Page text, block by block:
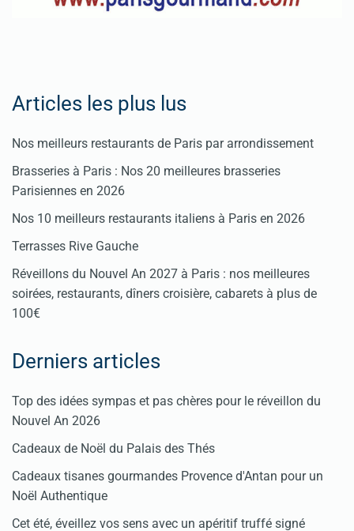
Articles les plus lus
Nos meilleurs restaurants de Paris par arrondissement
Brasseries à Paris : Nos 20 meilleures brasseries
Parisiennes en 2026
Nos 10 meilleurs restaurants italiens à Paris en 2026
Terrasses Rive Gauche
Réveillons du Nouvel An 2027 à Paris : nos meilleures
soirées, restaurants, dîners croisière, cabarets à plus de
100€
Derniers articles
Top des idées sympas et pas chères pour le réveillon du
Nouvel An 2026
Cadeaux de Noël du Palais des Thés
Cadeaux tisanes gourmandes Provence d'Antan pour un
Noël Authentique
Cet été, éveillez vos sens avec un apéritif truffé signé